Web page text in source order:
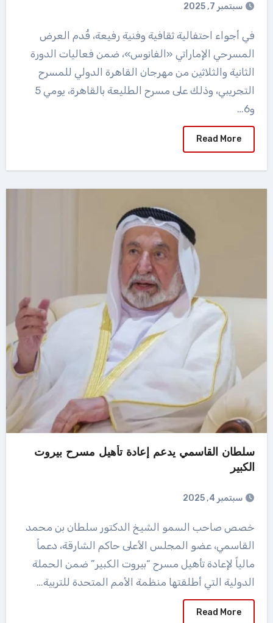
سبتمبر 7, 2025
في أجواء احتفالية ثقافية وفنية رفيعة، قُدم العرض
المسرحي الإماراتي «الفانوس»، ضمن فعاليات الدورة
الثانية والثلاثين من مهرجان القاهرة الدولي للمسرح
التجريبي، وذلك على مسرح الطليعة بالقاهرة، يومي 5
و6…
Read More
سلطان القاسمي يدعم إعادة تأهيل مسرح بيروت
الكبير
سبتمبر 4, 2025
خصص صاحب السمو الشيخ الدكتور سلطان بن محمد
القاسمي، عضو المجلس الأعلى حاكم الشارقة، دعماً
مالياً لإعادة تأهيل مسرح “بيروت الكبير” ضمن الحملة
الدولية التي أطلقتها منظمة الأمم المتحدة للتربية…
Read More